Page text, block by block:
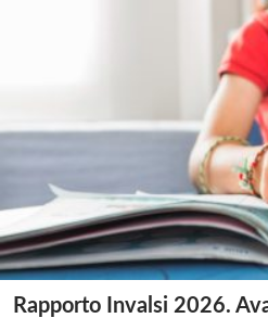
Rapporto Invalsi 2026.